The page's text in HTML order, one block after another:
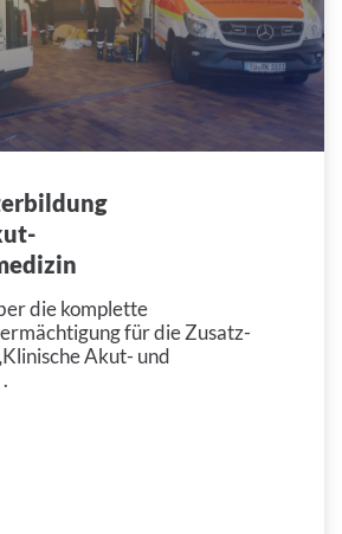
die komplette
für die Zusatz-
Akut- und